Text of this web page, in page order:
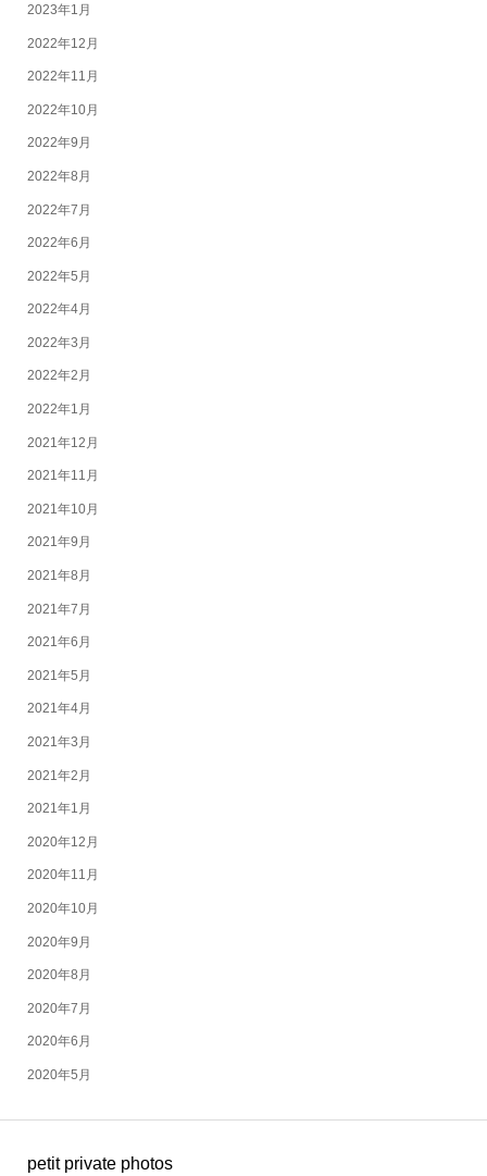
2023年1月
2022年12月
2022年11月
2022年10月
2022年9月
2022年8月
2022年7月
2022年6月
2022年5月
2022年4月
2022年3月
2022年2月
2022年1月
2021年12月
2021年11月
2021年10月
2021年9月
2021年8月
2021年7月
2021年6月
2021年5月
2021年4月
2021年3月
2021年2月
2021年1月
2020年12月
2020年11月
2020年10月
2020年9月
2020年8月
2020年7月
2020年6月
2020年5月
petit private photos